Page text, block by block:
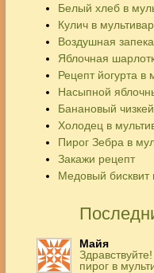
Белый хлеб в
Кулич в
Воздушная
Яблочная
Рецепт йогурта в
Насыпной
Банановый
Холодец в
Пирог Зебра в
Закажи рецепт
Медовый бисквит
Майя
пирог в